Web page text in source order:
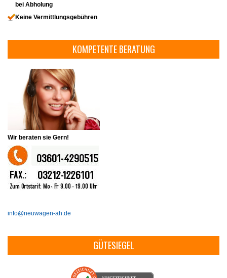
bei Abholung
Keine Vermittlungsgebühren
KOMPETENTE BERATUNG
Wir beraten sie Gern!
info@neuwagen-ah.de
GÜTESIEGEL